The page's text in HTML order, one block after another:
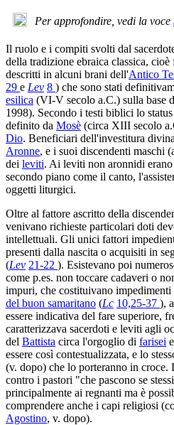
Per approfondire, vedi la voce
Il ruolo e i compiti svolti dal
della tradizione ebraica classica, cioè
descritti in alcuni brani dell'Antico
29 e Lev 8 ) che sono stati
esilica (VI-V secolo a.C.) sulla base
1998). Secondo i testi biblici lo
definito da Mosè (circa XIII secolo
Dio. Beneficiari dell'investitura
Aronne, e i suoi discendenti maschi
dei leviti. Ai leviti non aronnidi
secondo piano come il canto,
oggetti liturgici.
Oltre al fattore ascritto della
venivano richieste particolari doti
intellettuali. Gli unici fattori
presenti dalla nascita o acquisiti in
(Lev 21-22 ). Esistevano poi
come p.es. non toccare cadaveri o
impuri, che costituivano
del buon samaritano (Lc 10,25-37 ),
essere indicativa del fare superiore,
caratterizzava sacerdoti e leviti agli
del Battista circa l'orgoglio di farisei e
essere così contestualizzata, e lo
(v. dopo) che lo porteranno in croce.
contro i pastori "che pascono se
principalmente ai regnanti ma è
comprendere anche i capi religiosi
Agostino, v. dopo).